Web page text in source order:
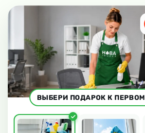
ВЫБЕРИ ПОДАРОК К